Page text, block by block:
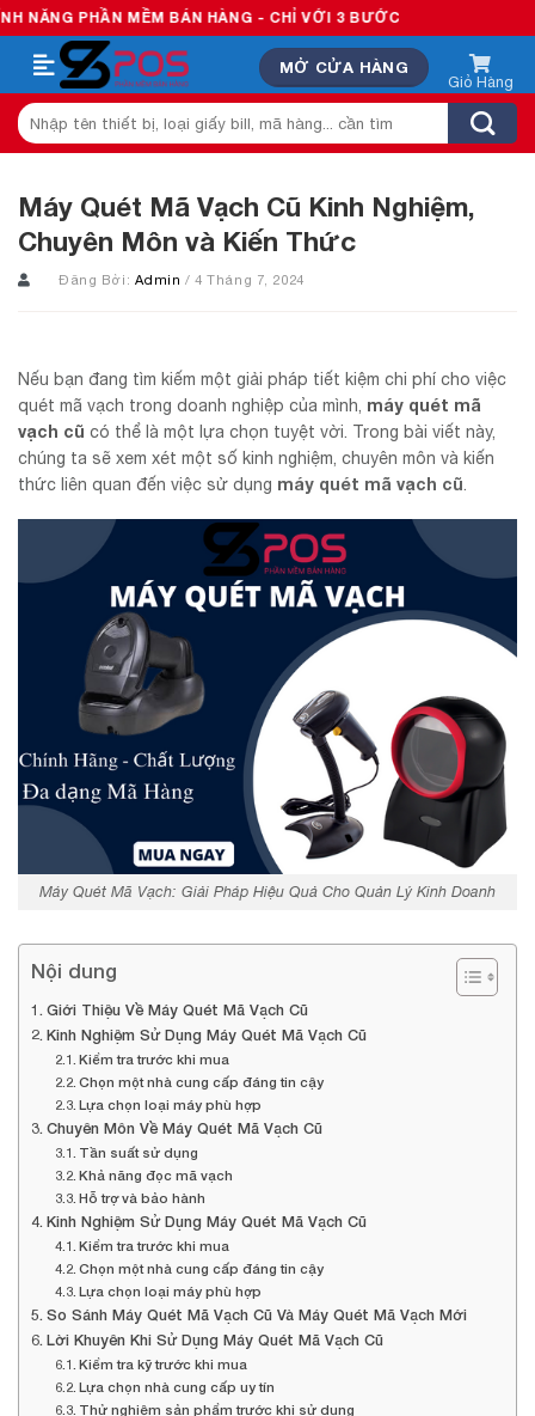
Skip
to
content
MỀM BÁN HÀNG - CHỈ VỚI 3 BƯỚC
MỞ CỬA HÀNG
Tìm
kiếm:
Máy Quét Mã Vạch Cũ Kinh Nghiệm,
Chuyên Môn và Kiến Thức
Đăng Bởi: Admin/ 4 Tháng 7, 2024
Nếu bạn đang tìm kiếm một giải pháp tiết kiệm chi phí cho việc
quét mã vạch trong doanh nghiệp của mình, máy quét mã
vạch cũ có thể là một lựa chọn tuyệt vời. Trong bài viết này,
chúng ta sẽ xem xét một số kinh nghiệm, chuyên môn và kiến
thức liên quan đến việc sử dụng máy quét mã vạch cũ
Máy Quét Mã Vạch: Giải Pháp Hiệu Quả Cho Quản Lý Kinh Doanh
Nội dung
Giới Thiệu Về Máy Quét Mã Vạch Cũ
Kinh Nghiệm Sử Dụng Máy Quét Mã Vạch Cũ
Kiểm tra trước khi mua
Chọn một nhà cung cấp đáng tin cậy
Lựa chọn loại máy phù hợp
Chuyên Môn Về Máy Quét Mã Vạch Cũ
Tần suất sử dụng
Khả năng đọc mã vạch
Hỗ trợ và bảo hành
Kinh Nghiệm Sử Dụng Máy Quét Mã Vạch Cũ
Kiểm tra trước khi mua
Chọn một nhà cung cấp đáng tin cậy
Lựa chọn loại máy phù hợp
So Sánh Máy Quét Mã Vạch Cũ Và Máy Quét Mã Vạch Mới
Lời Khuyên Khi Sử Dụng Máy Quét Mã Vạch Cũ
Kiểm tra kỹ trước khi mua
Lựa chọn nhà cung cấp uy tín
Thử nghiệm sản phẩm trước khi sử dụng